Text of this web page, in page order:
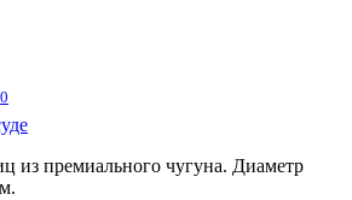
0
из премиального чугуна. Диаметр